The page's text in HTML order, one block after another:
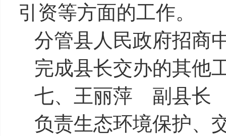
引资等方面的工作。
分管县人民政府招商
完成县长交办的其他
七、王丽萍 副县长
负责生态环境保护、